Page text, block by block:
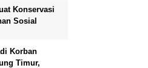
Konservasi
Sosial
Korban
Timur,